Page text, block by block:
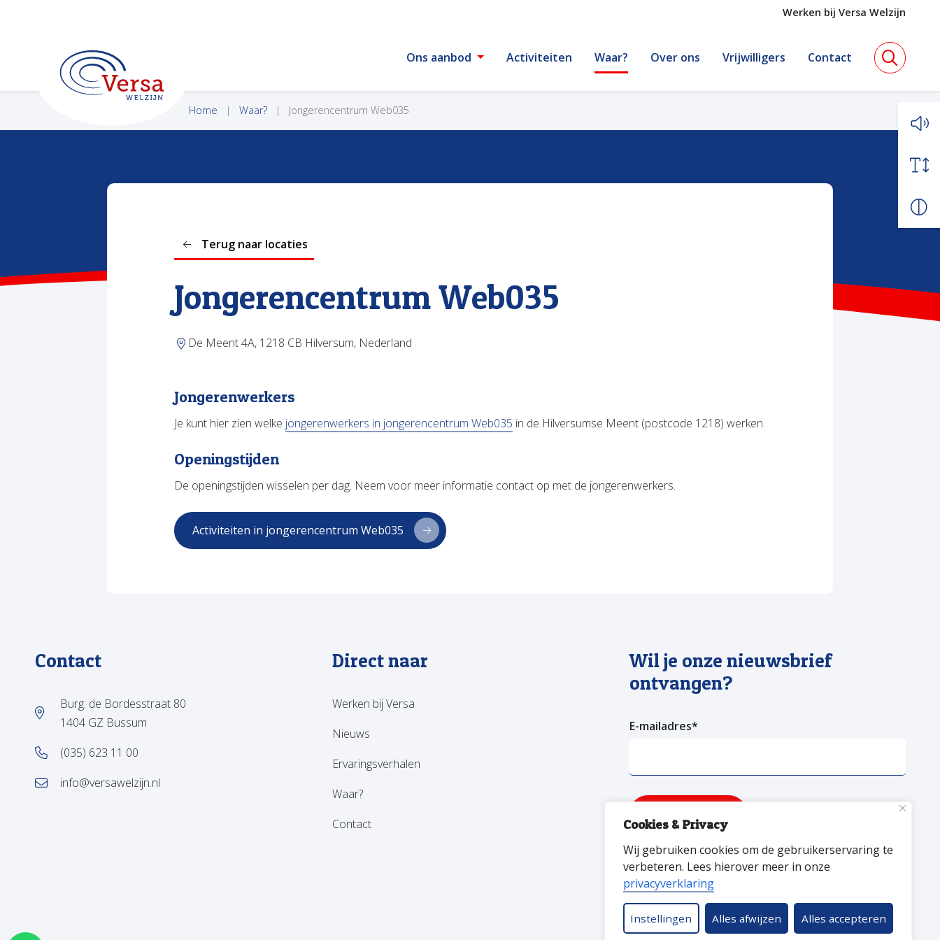
Cookies & Privacy
Wij gebruiken cookies om de gebruikerservaring te
verbeteren. Lees hierover meer in onze
privacyverklaring
Instellingen Alles afwijzen Alles accepteren
Werken bij Versa Welzijn
VERSA WELZIJN Ons aanbod Activiteiten Waar? Over ons Vrijwilligers Contact
Home Waar? Jongerencentrum Web035
Terug naar locaties
Jongerencentrum Web035
De Meent 4A, 1218 CB Hilversum, Nederland
Jongerenwerkers
Je kunt hier zien welke jongerenwerkers in jongerencentrum Web035 in de Hilversumse Meent (postcode 1218) werken.
Openingstijden
De openingstijden wisselen per dag. Neem voor meer informatie contact op met de jongerenwerkers.
Activiteiten in jongerencentrum Web035
Contact
Burg. de Bordesstraat 80
1404 GZ Bussum
(035) 623 11 00
info@versawelzijn.nl
Direct naar
Werken bij Versa
Nieuws
Ervaringsverhalen
Waar?
Contact
Wil je onze nieuwsbrief
ontvangen?
E-mailadres*
facebookpagina van versa welzijn
YouTube pagina Versa Welzijn
Linkedin pagina Versa Welzijn